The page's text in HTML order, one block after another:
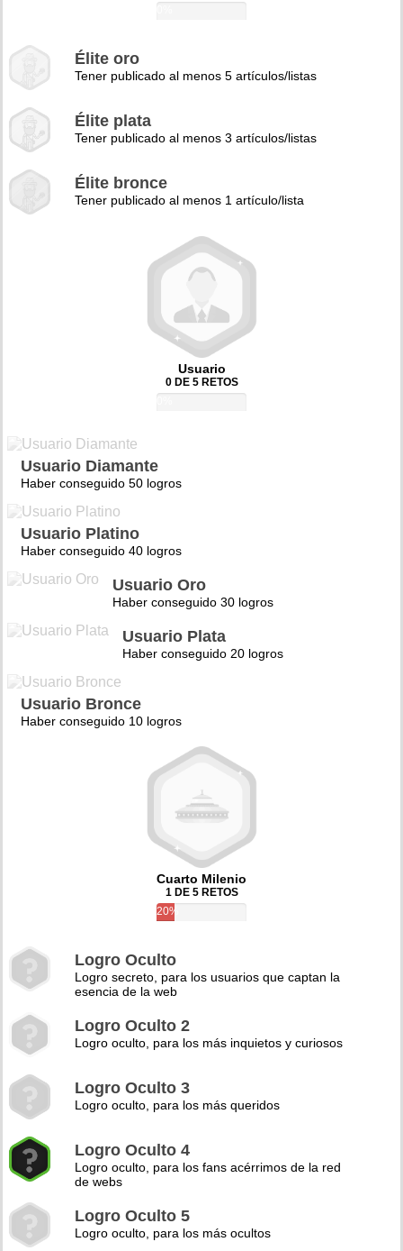
Élite oro
Tener publicado al menos 5 artículos/listas
Élite plata
Tener publicado al menos 3 artículos/listas
Élite bronce
Tener publicado al menos 1 artículo/lista
Usuario
0 DE 5 RETOS
Usuario Diamante
Haber conseguido 50 logros
Usuario Platino
Haber conseguido 40 logros
Usuario Oro
Haber conseguido 30 logros
Usuario Plata
Haber conseguido 20 logros
Usuario Bronce
Haber conseguido 10 logros
Cuarto Milenio
1 DE 5 RETOS
20%
Logro Oculto
Logro secreto, para los usuarios que captan la
esencia de la web
Logro Oculto 2
Logro oculto, para los más inquietos y curiosos
Logro Oculto 3
Logro oculto, para los más queridos
Logro Oculto 4
Logro oculto, para los fans acérrimos de la red
de webs
Logro Oculto 5
Logro oculto, para los más ocultos